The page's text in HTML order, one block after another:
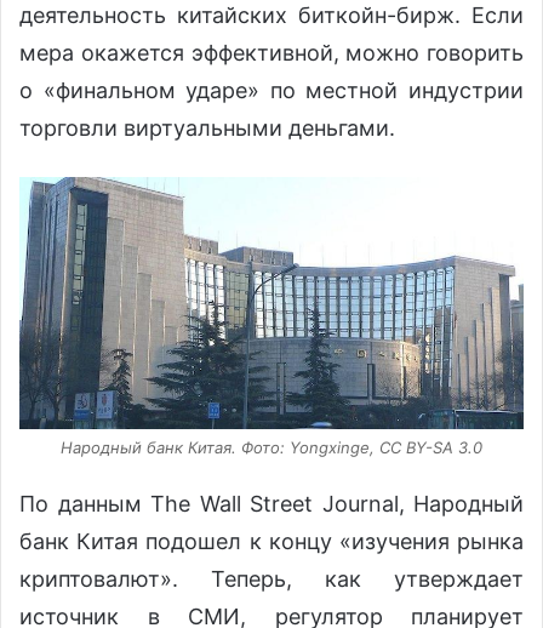
деятельность китайских биткойн-бирж. Если
мера окажется эффективной, можно говорить
о «финальном ударе» по местной индустрии
торговли виртуальными деньгами.
Народный банк Китая. Фото: Yongxinge, CC BY-SA 3.0
По данным The Wall Street Journal, Народный
банк Китая подошел к концу «изучения рынка
криптовалют». Теперь, как утверждает
источник в СМИ, регулятор планирует